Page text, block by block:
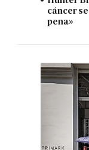
cáncer
pena»